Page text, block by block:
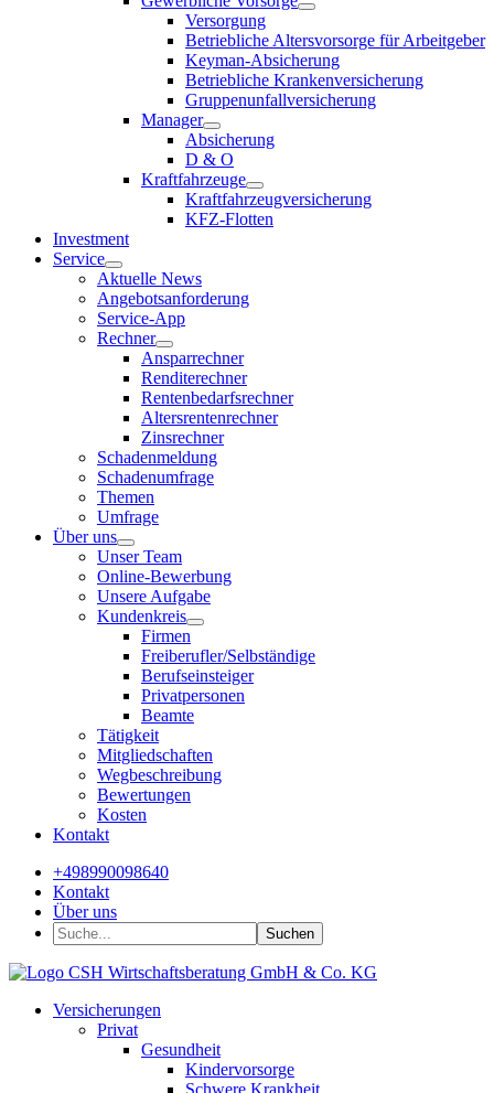
Versorgung
Betriebliche Altersvorsorge für Arbeitgeber
Keyman-Absicherung
Betriebliche Krankenversicherung
Gruppenunfallversicherung
Manager
Absicherung
D & O
Kraftfahrzeuge
Kraftfahrzeugversicherung
KFZ-Flotten
Investment
Service
Aktuelle News
Angebotsanforderung
Service-App
Rechner
Ansparrechner
Renditerechner
Rentenbedarfsrechner
Altersrentenrechner
Zinsrechner
Schadenmeldung
Schadenumfrage
Themen
Umfrage
Über uns
Unser Team
Online-Bewerbung
Unsere Aufgabe
Kundenkreis
Firmen
Freiberufler/Selbständige
Berufseinsteiger
Privatpersonen
Beamte
Tätigkeit
Mitgliedschaften
Wegbeschreibung
Bewertungen
Kosten
Kontakt
+498990098640
Kontakt
Über uns
Suchen
Versicherungen
Privat
Gesundheit
Kindervorsorge
Schwere Krankheit